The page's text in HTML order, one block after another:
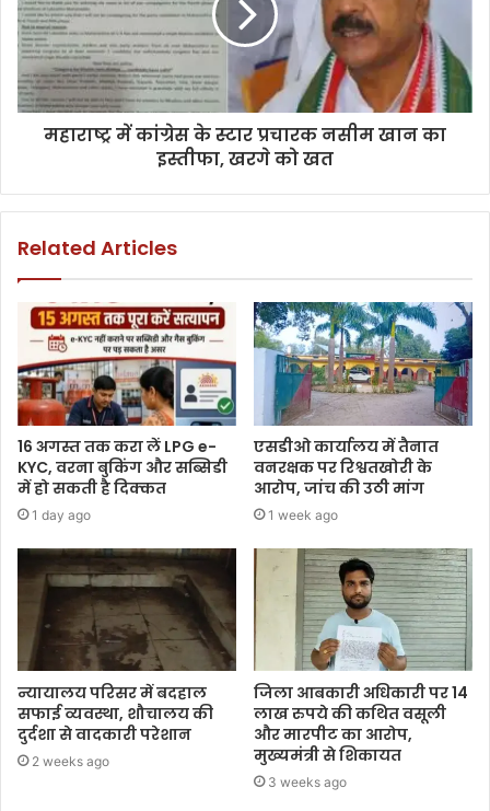
महाराष्ट्र में कांग्रेस के स्टार प्रचारक नसीम खान का
इस्तीफा, खरगे को खत
Related Articles
16 अगस्त तक करा लें LPG e-
KYC, वरना बुकिंग और सब्सिडी
में हो सकती है दिक्कत
1 day ago
एसडीओ कार्यालय में तैनात
वनरक्षक पर रिश्वतखोरी के
आरोप, जांच की उठी मांग
1 week ago
न्यायालय परिसर में बदहाल
सफाई व्यवस्था, शौचालय की
दुर्दशा से वादकारी परेशान
2 weeks ago
जिला आबकारी अधिकारी पर 14
लाख रुपये की कथित वसूली
और मारपीट का आरोप,
मुख्यमंत्री से शिकायत
3 weeks ago